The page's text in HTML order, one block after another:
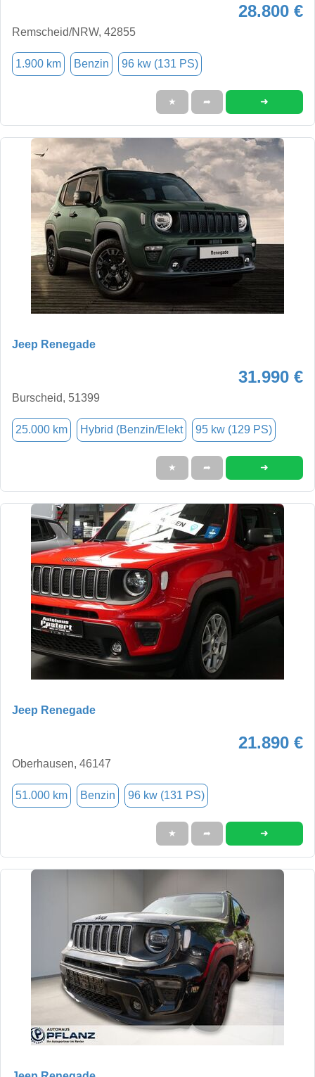
28.800 €
Remscheid/NRW, 42855
1.900 km Benzin 96 kw (131 PS)
★ ➦ ➜
Jeep Renegade
31.990 €
Burscheid, 51399
25.000 km Hybrid (Benzin/Elekt 95 kw (129 PS)
★ ➦ ➜
Jeep Renegade
21.890 €
Oberhausen, 46147
51.000 km Benzin 96 kw (131 PS)
★ ➦ ➜